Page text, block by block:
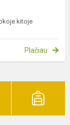
kitoje
Plačiau